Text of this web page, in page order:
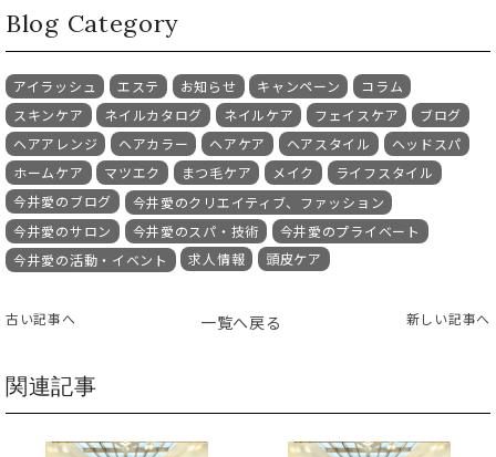
Blog Category
アイラッシュ エステ お知らせ キャンペーン
コラム
スキンケア
ネイルカタログ ネイルケア フェイスケア
ブログ
ヘアアレンジ
ヘアカラー ヘアケア ヘアスタイル
ヘッドスパ
ホームケア
マツエク まつ毛ケア メイク
ライフスタイル
今井愛のブログ
今井愛のクリエイティブ、ファッション
今井愛のサロン
今井愛のスパ・技術
今井愛のプライベート
今井愛の活動・イベント
求人情報 頭皮ケア
古い記事へ 一覧へ戻る 新しい記事へ
関連記事